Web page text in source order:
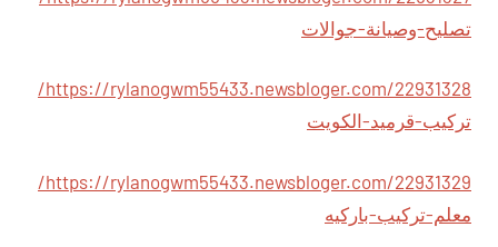
تصليح-وصيانة-جوالات
https://rylanogwm55433.newsbloger.com/22931328/
تركيب-قرميد-الكويت
https://rylanogwm55433.newsbloger.com/22931329/
معلم-تركيب-باركيه